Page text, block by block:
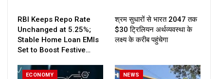
RBI Keeps Repo Rate
Unchanged at 5.25%;
Stable Home Loan EMIs
Set to Boost Festive…
श्रम सुधारों से भारत 2047 तक
$30 ट्रिलियन अर्थव्यवस्था के
लक्ष्य के करीब पहुंचेगा
ECONOMY NEWS